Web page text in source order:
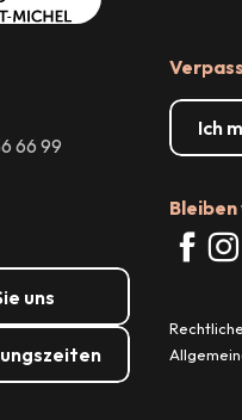
66 99
uns
Ich